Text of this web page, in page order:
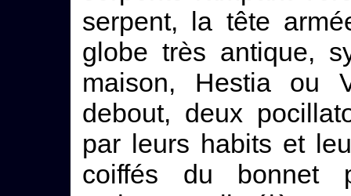
serpent, la tête
globe très antique,
maison, Hestia ou
debout, deux
par leurs habits et
coiffés du bonnet